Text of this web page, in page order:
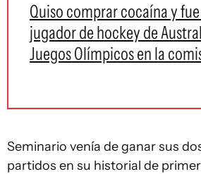
Quiso comprar cocaína y
jugador de hockey de
Juegos Olímpicos en la
Seminario venía de ganar sus
partidos en su historial de